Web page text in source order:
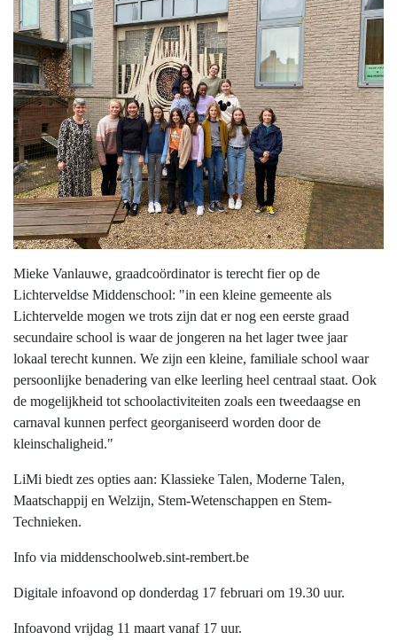
Mieke Vanlauwe, graadcoördinator is terecht fier op de
Lichterveldse Middenschool: "in een kleine gemeente als
Lichtervelde mogen we trots zijn dat er nog een eerste graad
secundaire school is waar de jongeren na het lager twee jaar
lokaal terecht kunnen. We zijn een kleine, familiale school waar
persoonlijke benadering van elke leerling heel centraal staat. Ook
de mogelijkheid tot schoolactiviteiten zoals een tweedaagse en
carnaval kunnen perfect georganiseerd worden door de
kleinschaligheid."
LiMi biedt zes opties aan: Klassieke Talen, Moderne Talen,
Maatschappij en Welzijn, Stem-Wetenschappen en Stem-
Technieken.
Info via middenschoolweb.sint-rembert.be
Digitale infoavond op donderdag 17 februari om 19.30 uur.
Infoavond vrijdag 11 maart vanaf 17 uur.